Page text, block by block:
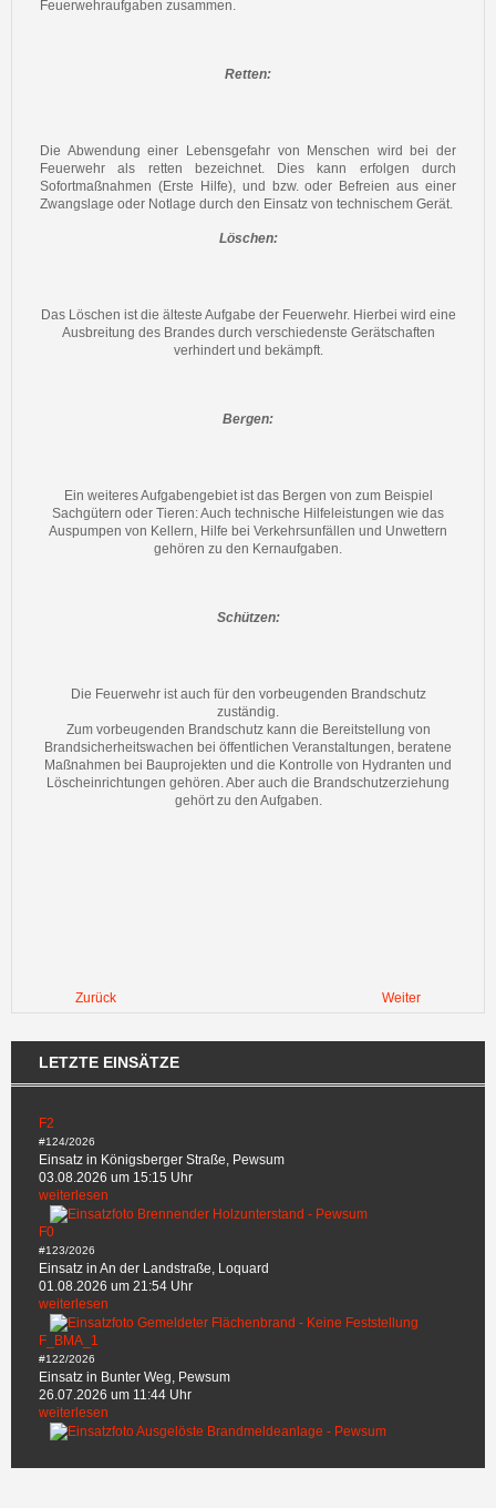
Feuerwehraufgaben zusammen.
Retten:
Die Abwendung einer Lebensgefahr von Menschen wird bei der
Feuerwehr als retten bezeichnet. Dies kann erfolgen durch
Sofortmaßnahmen (Erste Hilfe), und bzw. oder Befreien aus einer
Zwangslage oder Notlage durch den Einsatz von technischem Gerät.
Löschen:
Das Löschen ist die älteste Aufgabe der Feuerwehr. Hierbei wird eine
Ausbreitung des Brandes durch verschiedenste Gerätschaften
verhindert und bekämpft.
Bergen:
Ein weiteres Aufgabengebiet ist das Bergen von zum Beispiel
Sachgütern oder Tieren: Auch technische Hilfeleistungen wie das
Auspumpen von Kellern, Hilfe bei Verkehrsunfällen und Unwettern
gehören zu den Kernaufgaben.
Schützen:
Die Feuerwehr ist auch für den vorbeugenden Brandschutz
zuständig.
Zum vorbeugenden Brandschutz kann die Bereitstellung von
Brandsicherheitswachen bei öffentlichen Veranstaltungen, beratene
Maßnahmen bei Bauprojekten und die Kontrolle von Hydranten und
Löscheinrichtungen gehören. Aber auch die Brandschutzerziehung
gehört zu den Aufgaben.
Zurück Weiter
LETZTE EINSÄTZE
F2
#124/2026
Einsatz in Königsberger Straße, Pewsum
03.08.2026 um 15:15 Uhr
weiterlesen
F0
#123/2026
Einsatz in An der Landstraße, Loquard
01.08.2026 um 21:54 Uhr
weiterlesen
F_BMA_1
#122/2026
Einsatz in Bunter Weg, Pewsum
26.07.2026 um 11:44 Uhr
weiterlesen